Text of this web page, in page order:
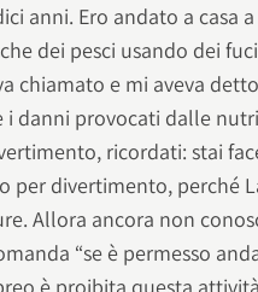
anni. Ero andato a casa
dei pesci usando dei
chiamato e mi aveva
i danni provocati dalle
ricordati: stai
per divertimento, perché
Allora ancora non
“se è permesso
è proibita questa